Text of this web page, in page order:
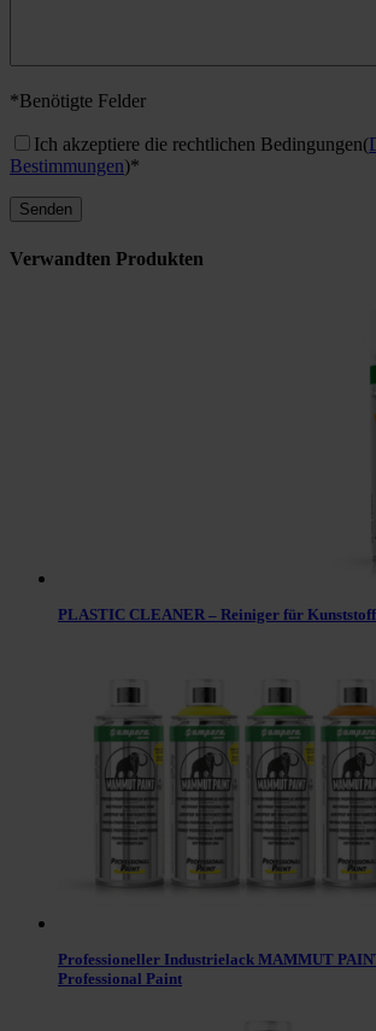
*Benötigte Felder
Ich akzeptiere die rechtlichen Bedingungen(
Bestimmungen)*
Verwandten Produkten
PLASTIC CLEANER – Reiniger für
Professioneller Industrielack MAMMUT
Professional Paint